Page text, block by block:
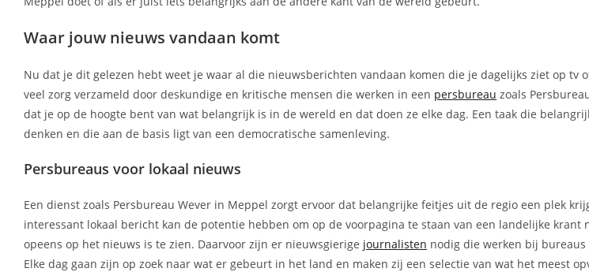
Waar jouw nieuws vandaan komt
Nu dat je dit gelezen hebt weet je waar al die nieuwsberichten vandaan komen die je dagelijks ziet op tv
veel zorg verzameld door deskundige en kritische mensen die werken in een persbureau zoals
dat je op de hoogte bent van wat belangrijk is in de wereld en dat doen ze elke dag. Een taak die
denken en die aan de basis ligt van een democratische samenleving.
Persbureaus voor lokaal nieuws
Een dienst zoals Persbureau Wever in Meppel zorgt ervoor dat belangrijke feitjes uit de regio een plek
interessant lokaal bericht kan de potentie hebben om op de voorpagina te staan van een landelijke krant
opeens op het nieuws is te zien. Daarvoor zijn er nieuwsgierige journalisten nodig die werken bij
Elke dag gaan zijn op zoek naar wat er gebeurt in het land en maken zij een selectie van wat het meest